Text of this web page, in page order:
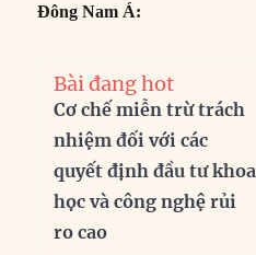
Đông Nam Á:
Bài đang hot
Cơ chế miễn trừ trách
nhiệm đối với các
quyết định đầu tư khoa
học và công nghệ rủi
ro cao